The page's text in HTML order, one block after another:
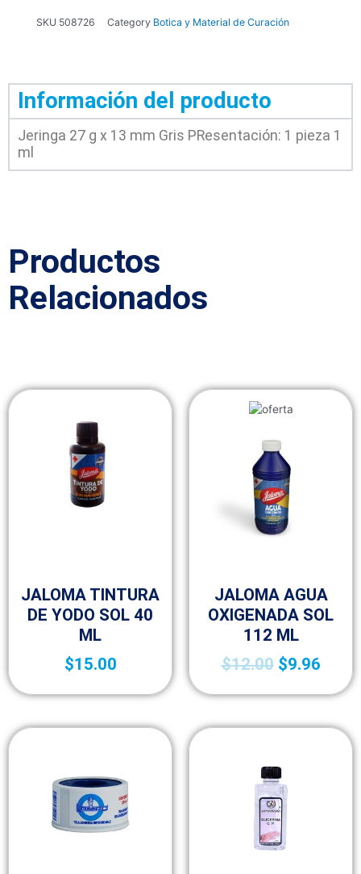
SKU 508726 Category Botica y Material de Curación
Información del producto
Jeringa 27 g x 13 mm Gris PResentación: 1 pieza 1
ml
Productos
Relacionados
JALOMA TINTURA
DE YODO SOL 40
ML
$15.00
JALOMA AGUA
OXIGENADA SOL
112 ML
$12.00 $9.96